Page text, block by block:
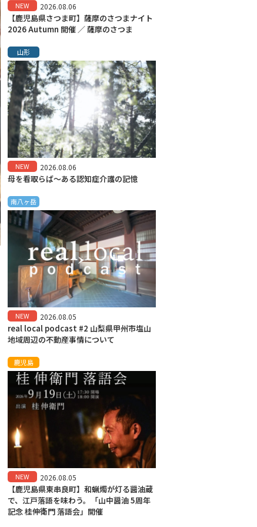
NEW 2026.08.06
【鹿児島県さつま町】薩摩のさつまナイト
2026 Autumn 開催 ／ 薩摩のさつま
山形
NEW 2026.08.06
母を看取らば～ある認知症介護の記憶
南八ヶ岳
NEW 2026.08.05
real local podcast #2 山梨県甲州市塩山
地域周辺の不動産事情について
鹿児島
NEW 2026.08.05
【鹿児島県東串良町】和蝋燭が灯る醤油蔵
で、江戸落語を味わう。「山中醤油 5周年
記念 桂伸衛門 落語会」開催